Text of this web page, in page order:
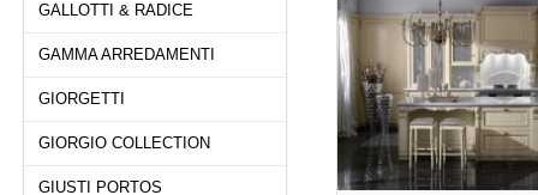
GALLOTTI & RADICE
GAMMA ARREDAMENTI
GIORGETTI
GIORGIO COLLECTION
GIUSTI PORTOS